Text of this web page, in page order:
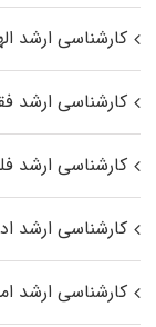
کارشناسی ارشد
کارشناسی ارشد
کارشناسی ارشد
کارشناسی ارشد
کارشناسی ارشد